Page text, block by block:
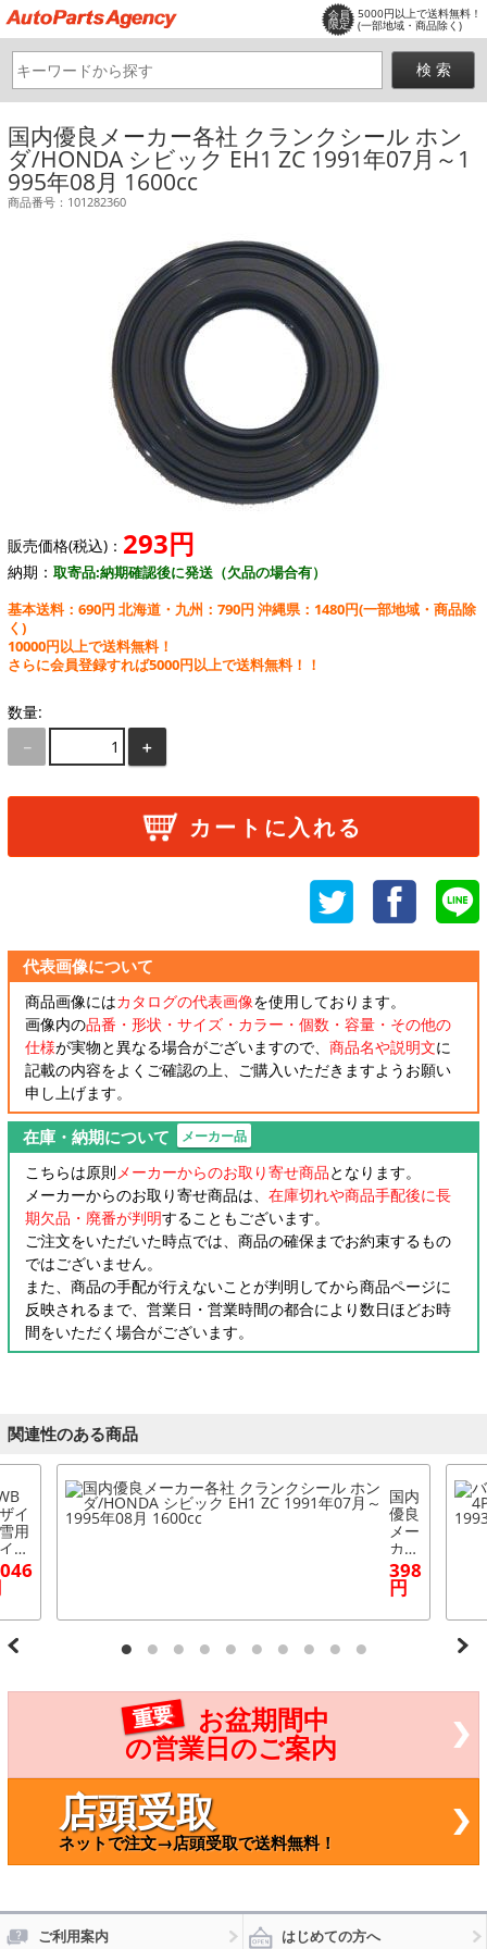
会員
限定
5000円以上で送料無料！
(一部地域・商品除く)
国内優良メーカー各社 クランクシール ホン
ダ/HONDA シビック EH1 ZC 1991年07月～1
995年08月 1600cc
商品番号：101282360
販売価格(税込)： 293円
納期： 取寄品:納期確認後に発送（欠品の場合有）
基本送料：690円 北海道・九州：790円 沖縄県：1480円(一部地域・商品除
く)
10000円以上で送料無料！
さらに会員登録すれば5000円以上で送料無料！！
数量:
－
＋
カートに入れる
代表画像について
商品画像にはカタログの代表画像を使用しております。
画像内の品番・形状・サイズ・カラー・個数・容量・その他の
仕様が実物と異なる場合がございますので、 商品名や説明文に
記載の内容をよくご確認の上、ご購入いただきますようお願い
申し上げます。
在庫・納期について メーカー品
こちらは原則メーカーからのお取り寄せ商品となります。
メーカーからのお取り寄せ商品は、 在庫切れや商品手配後に長
期欠品・廃番が判明することもございます。
ご注文をいただいた時点では、商品の確保までお約束するもの
ではございません。
また、商品の手配が行えないことが判明してから商品ページに
反映されるまで、営業日・営業時間の都合により数日ほどお時
間をいただく場合がございます。
関連性のある商品
イ
用
パ
ァ
席
D
：4
ッ
月
国内
優良
メー
カー
各社
クラ
ンク
シー
ON
ZC 1
5年0
0cc
398
円
重要
お盆期間中
の営業日のご案内
店頭受取
ネットで注文→店頭受取で送料無料！
ご利用案内 はじめての方へ